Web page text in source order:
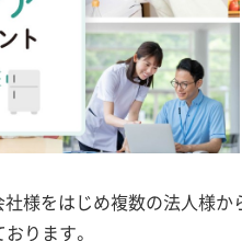
様をはじめ複数の法人様か
ります。